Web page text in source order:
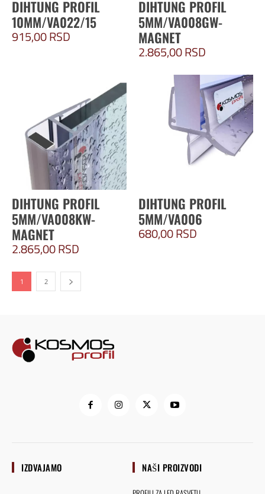
DIHTUNG PROFIL
10MM/VA022/15
915,00RSD
DIHTUNG PROFIL
5MM/VA008GW-
MAGNET
2.865,00RSD
DIHTUNG PROFIL
5MM/VA008KW-
MAGNET
2.865,00RSD
DIHTUNG PROFIL
5MM/VA006
680,00RSD
1 2
IZDVAJAMO NAŠI PROIZVODI